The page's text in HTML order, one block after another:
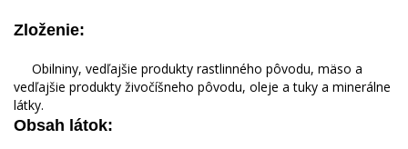
Zloženie:
Obilniny, vedľajšie produkty rastlinného pôvodu, mäso a
vedľajšie produkty živočíšneho pôvodu, oleje a tuky a minerálne
látky.
Obsah látok: